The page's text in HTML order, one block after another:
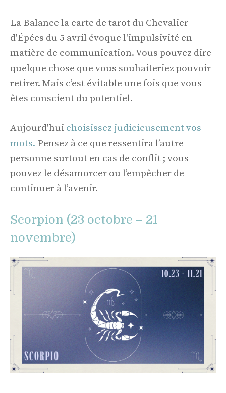
La Balance la carte de tarot du Chevalier
d'Épées du 5 avril évoque l'impulsivité en
matière de communication. Vous pouvez dire
quelque chose que vous souhaiteriez pouvoir
retirer. Mais c’est évitable une fois que vous
êtes conscient du potentiel.
Aujourd'hui choisissez judicieusement vos
mots. Pensez à ce que ressentira l’autre
personne surtout en cas de conflit ; vous
pouvez le désamorcer ou l’empêcher de
continuer à l’avenir.
Scorpion (23 octobre – 21
novembre)